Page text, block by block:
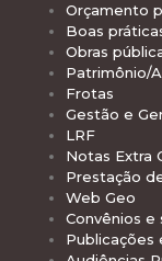
Orçamento
Boas
Obras
Patrimônio/
Frotas
Gestão e
LRF
Notas Extra
Prestação
Web Geo
Convênios e
Publicações